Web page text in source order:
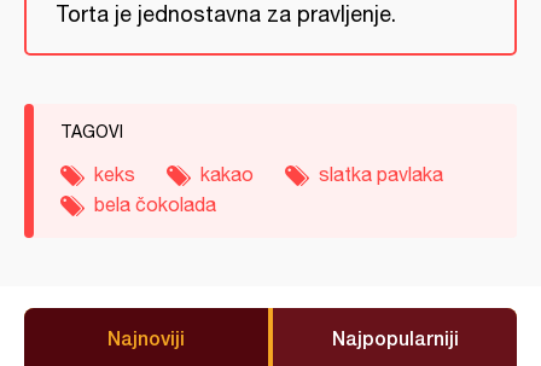
Torta je jednostavna za pravljenje.
TAGOVI
keks kakao
slatka pavlaka
bela čokolada
Najnoviji Najpopularniji